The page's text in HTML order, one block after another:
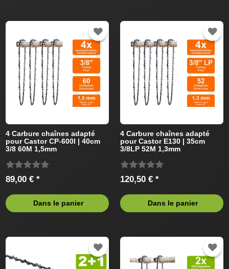
4 Carbure chaînes adapté
pour Castor CP-600I | 40cm
3/8 60M 1,5mm
89,00 € *
Dans le panier
4 Carbure chaînes adapté
pour Castor E130 | 35cm
3/8LP 52M 1,3mm
120,50 € *
Dans le panier